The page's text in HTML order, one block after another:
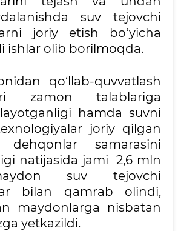
suv tejovchi
joriy etish bo‘yicha
ishlar olib borilmoqda.
qo‘llab-quvvatlash
zamon talablariga
hamda suvni
joriy qilgan
samarasini
natijasida jami 2,6 mln
suv tejovchi
bilan qamrab olindi,
maydonlarga nisbatan
yetkazildi.